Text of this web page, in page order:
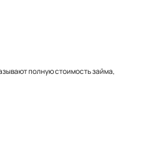
полную стоимость займа,